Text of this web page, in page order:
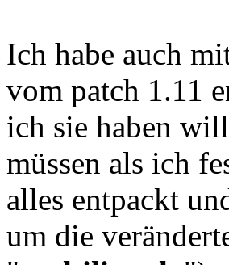
Ich habe auch
vom patch 1.11
ich sie haben
müssen als ich
alles entpackt
um die